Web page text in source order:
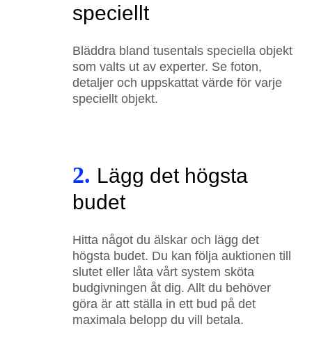
speciellt
Bläddra bland tusentals speciella objekt
som valts ut av experter. Se foton,
detaljer och uppskattat värde för varje
speciellt objekt.
2. Lägg det högsta
budet
Hitta något du älskar och lägg det
högsta budet. Du kan följa auktionen till
slutet eller låta vårt system sköta
budgivningen åt dig. Allt du behöver
göra är att ställa in ett bud på det
maximala belopp du vill betala.